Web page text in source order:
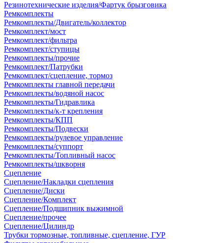
Резинотехнические изделия/Фартук брызговика
Ремкомплекты
Ремкомплекты/Двигатель/коллектор
Ремкомплект/мост
Ремкомплект/фильтра
Ремкомплект/ступицы
Ремкомплекты/прочие
Ремкомплект/Патрубки
Ремкомплект/сцепление, тормоз
Ремкомплекты главной передачи
Ремкомплекты/водяной насос
Ремкомплекты/Гидравлика
Ремкомплекты/к-т крепления
Ремкомплекты/КПП
Ремкомплекты/Подвески
Ремкомплекты/рулевое управление
Ремкомплекты/суппорт
Ремкомплекты/Топливный насос
Ремкомплекты/шкворня
Сцепление
Сцепление/Накладки сцепления
Сцепление/Диски
Сцепление/Комплект
Сцепление/Подшипник выжимной
Сцепление/прочее
Сцепление/Цилиндр
Трубки тормозные, топливные, сцепление, ГУР